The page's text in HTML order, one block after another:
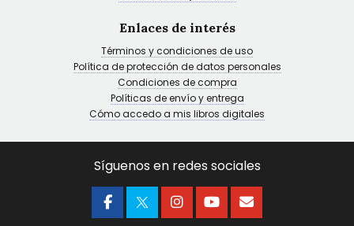
Enlaces de interés
Términos y condiciones de uso
Política de protección de datos personales
Condiciones de compra
Políticas de envío y entrega
Cómo accedo a mis libros digitales
Síguenos en redes sociales